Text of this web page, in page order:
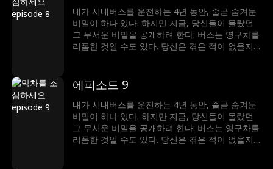
내가 시내버스를 운전하는 4년 동안, 줄곧 숨겨둔
비밀이 하나 있다. 하지만 지금, 당신들이 몰랐던
그 무서운 비밀을 공개하려 한다: 버스는 영구차를
리폼한 것일 수도 있다. 당신은 겪은 적이 없을지
에피소드 9
내가 시내버스를 운전하는 4년 동안, 줄곧 숨겨둔
비밀이 하나 있다. 하지만 지금, 당신들이 몰랐던
그 무서운 비밀을 공개하려 한다: 버스는 영구차를
리폼한 것일 수도 있다. 당신은 겪은 적이 없을지